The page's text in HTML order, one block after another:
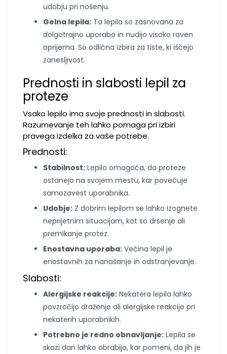
udobju pri nošenju.
Gelna lepila: Ta lepila so zasnovana za
dolgotrajno uporabo in nudijo visoko raven
oprijema. So odlična izbira za tiste, ki iščejo
zanesljivost.
Prednosti in slabosti lepil za
proteze
Vsako lepilo ima svoje prednosti in slabosti.
Razumevanje teh lahko pomaga pri izbiri
pravega izdelka za vaše potrebe.
Prednosti:
Stabilnost: Lepilo omogoča, da proteze
ostanejo na svojem mestu, kar povečuje
samozavest uporabnika.
Udobje: Z dobrim lepilom se lahko izognete
neprijetnim situacijam, kot so drsenje ali
premikanje protez.
Enostavna uporaba: Večina lepil je
enostavnih za nanašanje in odstranjevanje.
Slabosti:
Alergijske reakcije: Nekatera lepila lahko
povzročijo draženje ali alergijske reakcije pri
nekaterih uporabnikih.
Potrebno je redno obnavljanje: Lepila se
skozi dan lahko obrabijo, kar pomeni, da jih je